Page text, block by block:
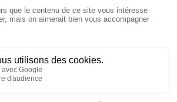
La visite pastorale du pape Léon
XIV à Assise à suivre sur KTO le
jeudi 6 août
Le pape en Uruguay, Argentine et
Pérou du 6 au 17 novembre 2026